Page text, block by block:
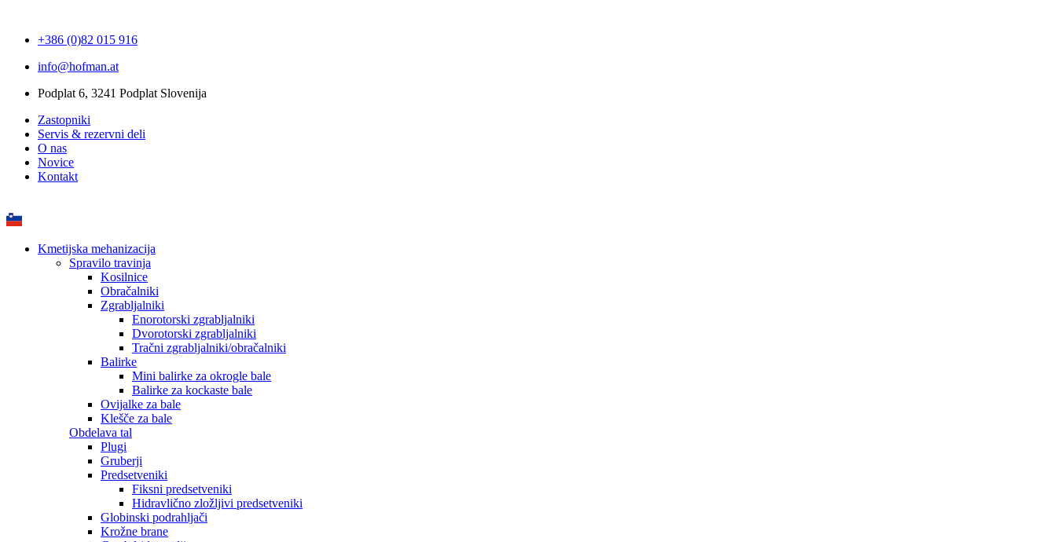
+386 (0)82 015 916
info@hofman.at
Podplat 6, 3241 Podplat Slovenija
Zastopniki
Servis & rezervni deli
O nas
Novice
Kontakt
Kmetijska mehanizacija
Spravilo travinja
Kosilnice
Obračalniki
Zgrabljalniki
Enorotorski zgrabljalniki
Dvorotorski zgrabljalniki
Tračni zgrabljalniki/obračalniki
Balirke
Mini balirke za okrogle bale
Balirke za kockaste bale
Ovijalke za bale
Klešče za bale
Obdelava tal
Plugi
Gruberji
Predsetveniki
Fiksni predsetveniki
Hidravlično zložljivi predsetveniki
Globinski podrahljači
Krožne brane